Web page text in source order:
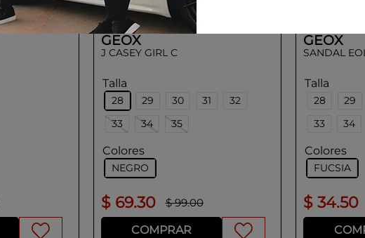
31
32
GEOX
J CASEY GIRL C
Talla
28 29 30 31
32
33
34 35
Colores
NEGRO
$ 69.30 $ 99.00
COMPRAR
GEOX
SANDAL
Talla
28 29
33
34
Colores
FUCSIA
$ 34.50